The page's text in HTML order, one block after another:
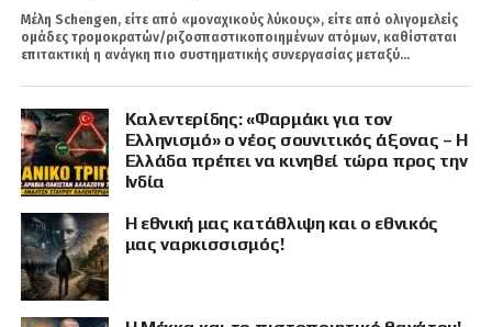
Μέλη Schengen, είτε από «μοναχικούς λύκους», είτε από ολιγομελείς
ομάδες τρομοκρατών/ριζοσπαστικοποιημένων ατόμων, καθίσταται
επιτακτική η ανάγκη πιο συστηματικής συνεργασίας μεταξύ...
Καλεντερίδης: «Φαρμάκι για τον
Ελληνισμό» ο νέος σουνιτικός άξονας – Η
Ελλάδα πρέπει να κινηθεί τώρα προς την
Ινδία
Η εθνική μας κατάθλιψη και ο εθνικός
μας ναρκισσισμός!